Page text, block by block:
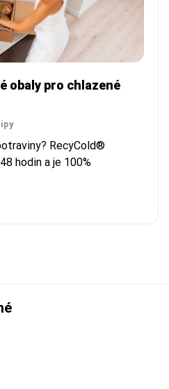
obaly pro chlazené
RecyCold®
hodin a je 100%